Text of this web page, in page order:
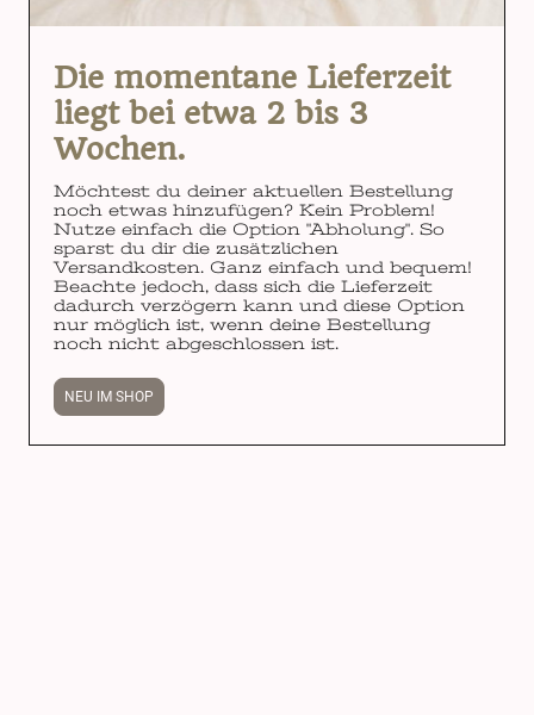
Die momentane Lieferzeit
liegt bei etwa 2 bis 3
Wochen.
Möchtest du deiner aktuellen Bestellung
noch etwas hinzufügen? Kein Problem!
Nutze einfach die Option "Abholung". So
sparst du dir die zusätzlichen
Versandkosten. Ganz einfach und bequem!
Beachte jedoch, dass sich die Lieferzeit
dadurch verzögern kann und diese Option
nur möglich ist, wenn deine Bestellung
noch nicht abgeschlossen ist.
NEU IM SHOP